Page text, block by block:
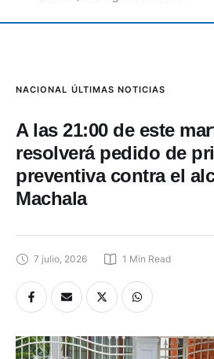
NACIONAL ÚLTIMAS NOTICIAS
A las 21:00 de este
resolverá pedido de
preventiva contra el
Machala
7 julio, 2026 1 Min Read